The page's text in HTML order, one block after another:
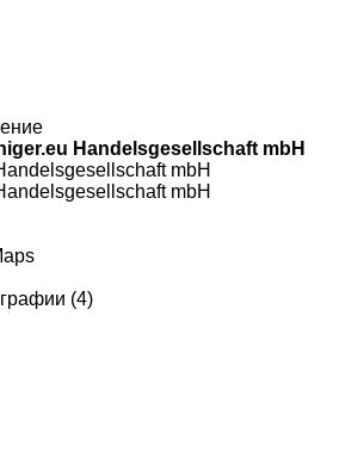
Handelsgesellschaft mbH
(4)